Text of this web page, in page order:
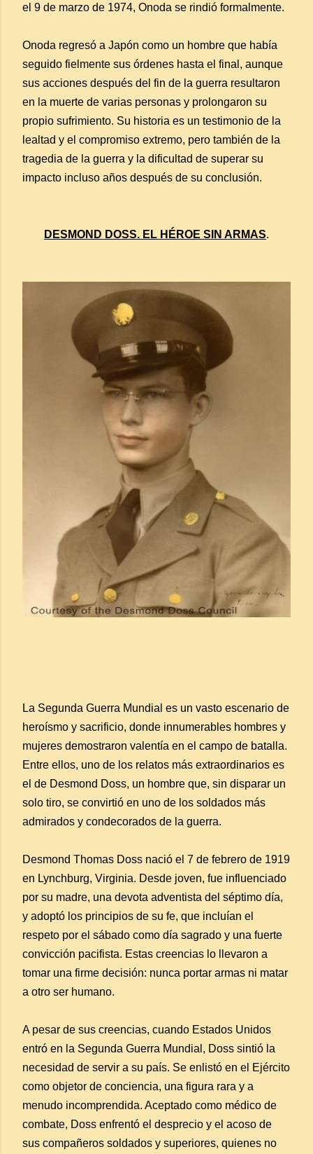
el 9 de marzo de 1974, Onoda se rindió formalmente.
Onoda regresó a Japón como un hombre que había
seguido fielmente sus órdenes hasta el final, aunque
sus acciones después del fin de la guerra resultaron
en la muerte de varias personas y prolongaron su
propio sufrimiento. Su historia es un testimonio de la
lealtad y el compromiso extremo, pero también de la
tragedia de la guerra y la dificultad de superar su
impacto incluso años después de su conclusión.
DESMOND DOSS. EL HÉROE SIN ARMAS.
La Segunda Guerra Mundial es un vasto escenario de
heroísmo y sacrificio, donde innumerables hombres y
mujeres demostraron valentía en el campo de batalla.
Entre ellos, uno de los relatos más extraordinarios es
el de Desmond Doss, un hombre que, sin disparar un
solo tiro, se convirtió en uno de los soldados más
admirados y condecorados de la guerra.
Desmond Thomas Doss nació el 7 de febrero de 1919
en Lynchburg, Virginia. Desde joven, fue influenciado
por su madre, una devota adventista del séptimo día,
y adoptó los principios de su fe, que incluían el
respeto por el sábado como día sagrado y una fuerte
convicción pacifista. Estas creencias lo llevaron a
tomar una firme decisión: nunca portar armas ni matar
a otro ser humano.
A pesar de sus creencias, cuando Estados Unidos
entró en la Segunda Guerra Mundial, Doss sintió la
necesidad de servir a su país. Se enlistó en el Ejército
como objetor de conciencia, una figura rara y a
menudo incomprendida. Aceptado como médico de
combate, Doss enfrentó el desprecio y el acoso de
sus compañeros soldados y superiores, quienes no